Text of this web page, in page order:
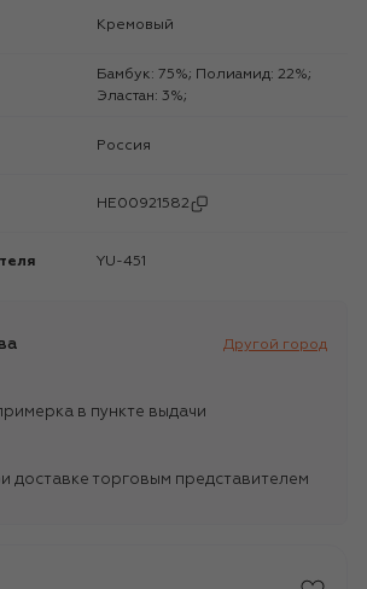
Кремовый
Бамбук: 75%; Полиамид: 22%;
Эластан: 3%;
Россия
HE00921582
YU-451
Другой город
в пункте выдачи
доставке торговым представителем